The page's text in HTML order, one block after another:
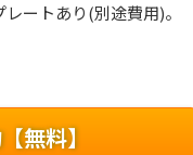
ートあり(別途費用)。
無料】